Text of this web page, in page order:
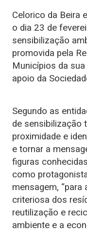
Celorico da Beira
o dia 23 de
sensibilização
promovida pela
Municípios da
apoio da
Segundo as
de sensibilização
proximidade e
e tornar a
figuras
como
mensagem,
criteriosa dos
reutilização e
ambiente e a